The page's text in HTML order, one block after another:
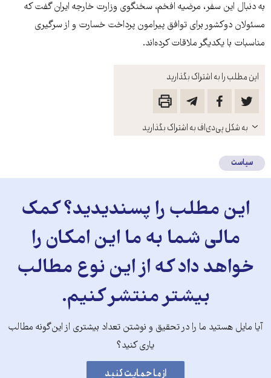
این مطلب را به اشتراک بگذارید
باز
کنید
به شکل پی‌دی‌اف به اشتراک بگذارید
به دنبال این سفر، مرضیه افخم، سخنگوی وزارت خارجه ایران گفت که
مسئولان دوکشور برای توافق پیرامون پرداخت خسارت و از سرگیری
مناسبات با یکدیگر ملاقات کرده‌اند.
سیاست
این مطلب را پسندیدید؟ کمک
مالی شما به ما این امکان را
خواهد داد که از این نوع مطالب
بیشتر منتشر کنیم.
آیا مایل هستید ما را در تحقیق و نوشتن تعداد بیشتری از این‌گونه مطالب
یاری کنید؟